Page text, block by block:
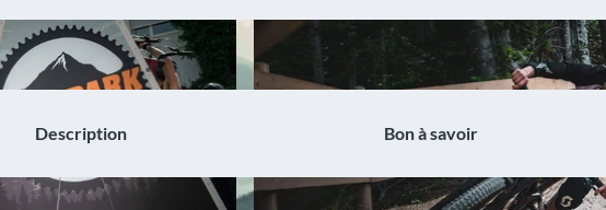
Description Bon à savoir